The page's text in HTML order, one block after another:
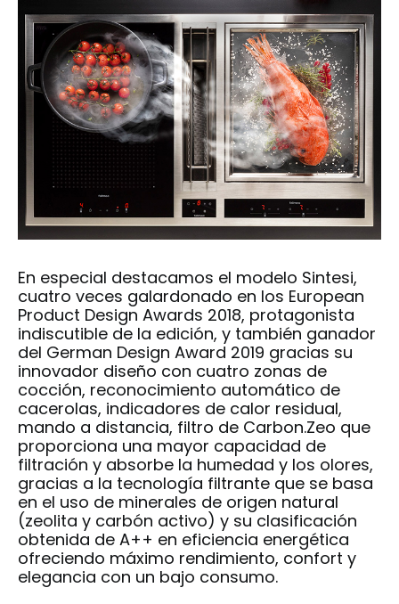
En especial destacamos el modelo Sintesi,
cuatro veces galardonado en los European
Product Design Awards 2018, protagonista
indiscutible de la edición, y también ganador
del German Design Award 2019 gracias su
innovador diseño con cuatro zonas de
cocción, reconocimiento automático de
cacerolas, indicadores de calor residual,
mando a distancia, filtro de Carbon.Zeo que
proporciona una mayor capacidad de
filtración y absorbe la humedad y los olores,
gracias a la tecnología filtrante que se basa
en el uso de minerales de origen natural
(zeolita y carbón activo) y su clasificación
obtenida de A++ en eficiencia energética
ofreciendo máximo rendimiento, confort y
elegancia con un bajo consumo.